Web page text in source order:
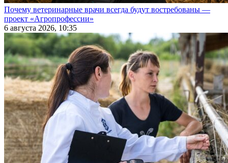
Почему ветеринарные врачи всегда будут востребованы —
проект «Агропрофессии»
6 августа 2026, 10:35